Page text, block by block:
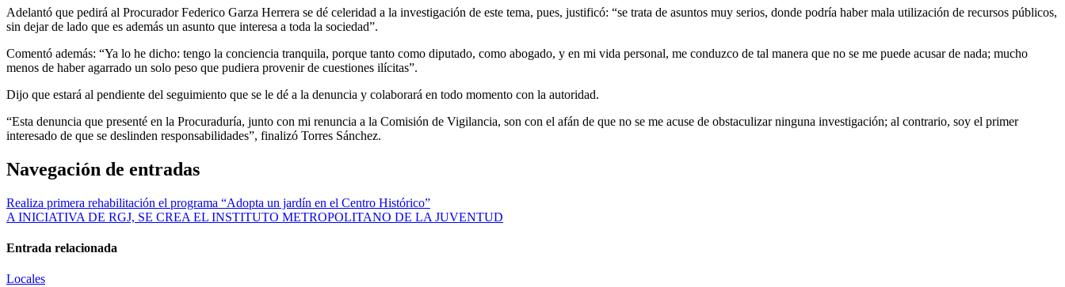
Adelantó que pedirá al Procurador Federico Garza Herrera se dé celeridad a la investigación de este tema, pues, justificó: “se trata de asuntos muy serios, donde podría haber mala utilización de recursos públicos,
sin dejar de lado que es además un asunto que interesa a toda la sociedad”.
Comentó además: “Ya lo he dicho: tengo la conciencia tranquila, porque tanto como diputado, como abogado, y en mi vida personal, me conduzco de tal manera que no se me puede acusar de nada; mucho
menos de haber agarrado un solo peso que pudiera provenir de cuestiones ilícitas”.
Dijo que estará al pendiente del seguimiento que se le dé a la denuncia y colaborará en todo momento con la autoridad.
“Esta denuncia que presenté en la Procuraduría, junto con mi renuncia a la Comisión de Vigilancia, son con el afán de que no se me acuse de obstaculizar ninguna investigación; al contrario, soy el primer
interesado de que se deslinden responsabilidades”, finalizó Torres Sánchez.
Navegación de entradas
Realiza primera rehabilitación el programa “Adopta un jardín en el Centro Histórico”
A INICIATIVA DE RGJ, SE CREA EL INSTITUTO METROPOLITANO DE LA JUVENTUD
Entrada relacionada
Locales